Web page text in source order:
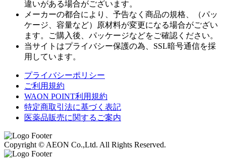
違いがある場合がございます。
メーカーの都合により、予告なく商品の規格、（パッ
ケージ、容量など）原材料が変更になる場合がござい
ます。ご購入後、パッケージなどをご確認ください。
当サイトはプライバシー保護の為、SSL暗号通信を採
用しています。
プライバシーポリシー
ご利用規約
WAON POINT利用規約
特定商取引法に基づく表記
医薬品販売に関するご案内
Copyright © AEON Co.,Ltd. All Rights Reserved.